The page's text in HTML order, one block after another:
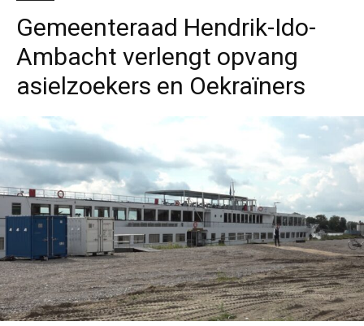
Gemeenteraad Hendrik-Ido-
Ambacht verlengt opvang
asielzoekers en Oekraïners